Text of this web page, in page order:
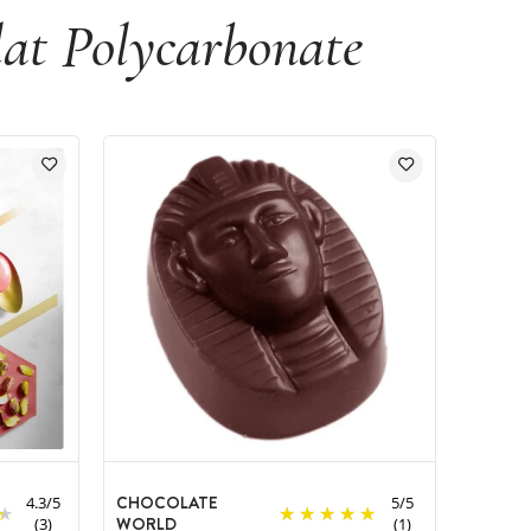
Polycarbonate
4.3/5
(3)
CHOCOLATE
WORLD
5/5
(1)